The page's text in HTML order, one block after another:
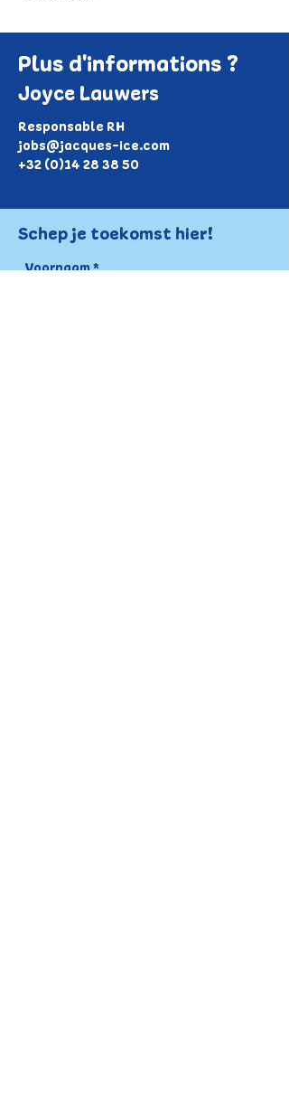
Plus d'informations ?
Joyce Lauwers
Responsable RH
jobs@jacques-ice.com
+32 (0)14 28 38 50
Schep je toekomst hier!
Voornaam